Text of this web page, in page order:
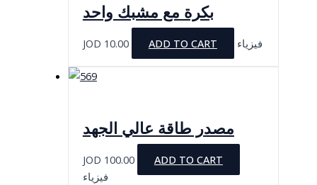
بكرة مع مشبك واحد
JOD 10.00 ADD TO CART فيزياء
مصدر طاقة عالي الجهد
JOD 100.00
ADD TO CART
فيزياء